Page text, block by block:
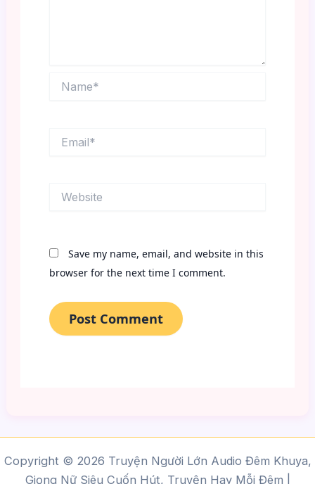
Save my name, email, and website in this
browser for the next time I comment.
Copyright © 2026 Truyện Người Lớn Audio Đêm Khuya,
Giọng Nữ Siêu Cuốn Hút, Truyện Hay Mỗi Đêm |